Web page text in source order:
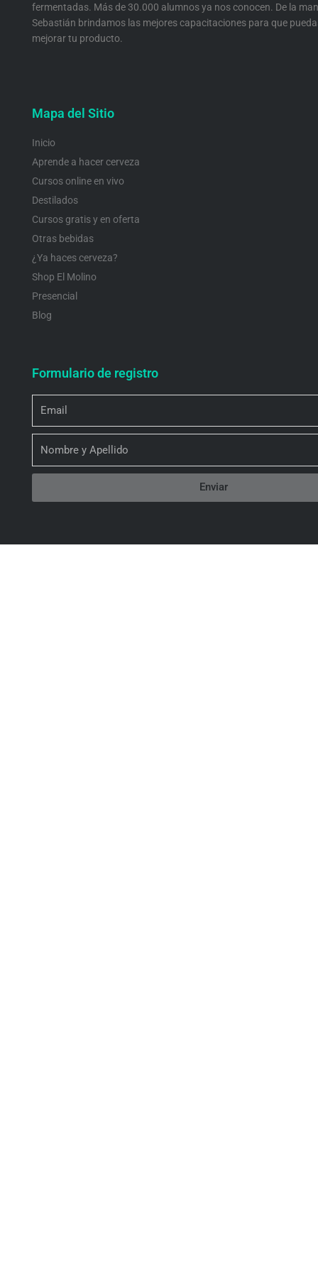
fermentadas. Más de 30.000 alumnos ya nos conocen. De la
Sebastián brindamos las mejores capacitaciones para que
mejorar tu producto.
Mapa del Sitio
Inicio
Aprende a hacer cerveza
Cursos online en vivo
Destilados
Cursos gratis y en oferta
Otras bebidas
¿Ya haces cerveza?
Shop El Molino
Presencial
Blog
Formulario de registro
Enviar